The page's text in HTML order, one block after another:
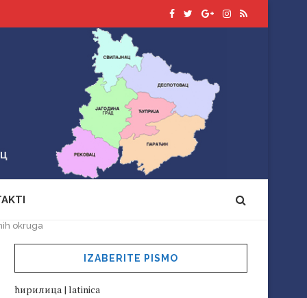
okruga
IZABERITE PISMO
ћирилица | latinica